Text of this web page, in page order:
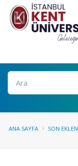
Ara
ANA SAYFA SON